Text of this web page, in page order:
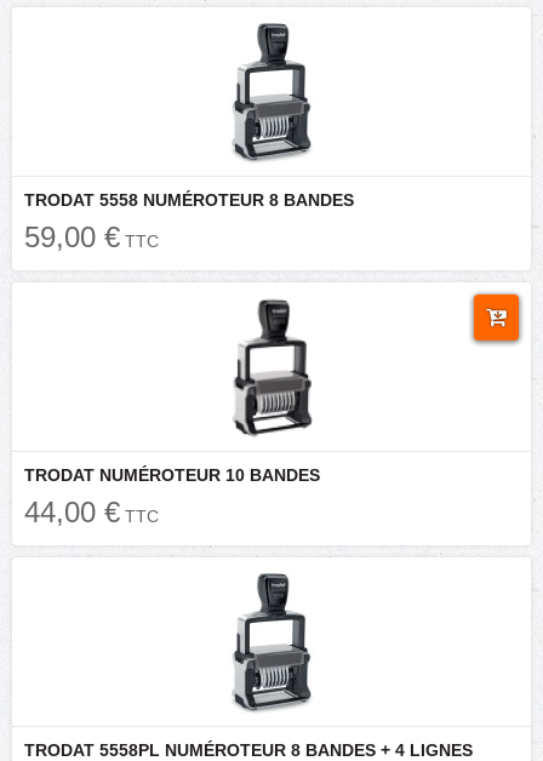
TRODAT 5558 NUMÉROTEUR 8 BANDES
59,00 € TTC
TRODAT NUMÉROTEUR 10 BANDES
44,00 € TTC
TRODAT 5558PL NUMÉROTEUR 8 BANDES + 4 LIGNES